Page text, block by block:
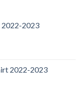
2022-2023
2022-2023